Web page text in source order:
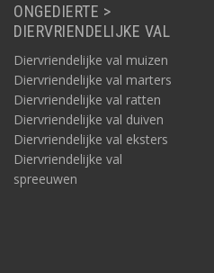
ONGEDIERTE >
DIERVRIENDELIJKE VAL
Diervriendelijke val muizen
Diervriendelijke val marters
Diervriendelijke val ratten
Diervriendelijke val duiven
Diervriendelijke val eksters
Diervriendelijke val
spreeuwen